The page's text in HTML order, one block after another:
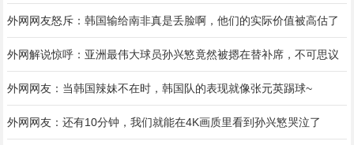
外网网友怒斥：韩国输给南非真是丢脸啊，他们的实际价值被高估了
外网解说惊呼：亚洲最伟大球员孙兴慜竟然被摁在替补席，不可思议
外网网友：当韩国辣妹不在时，韩国队的表现就像张元英踢球~
外网网友：还有10分钟，我们就能在4K画质里看到孙兴慜哭泣了